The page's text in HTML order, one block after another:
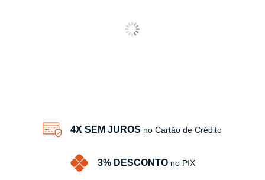
4X SEM JUROS no Cartão de Crédito
3% DESCONTO no PIX